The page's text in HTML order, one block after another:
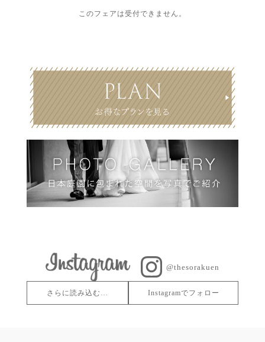
このフェアは受付できません。
@thesorakuen
さらに読み込む… Instagramでフォロー